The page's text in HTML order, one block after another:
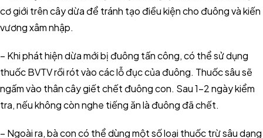
cơ giới trên cây dừa để tránh tạo điều kiện cho đuông và kiến
vương xâm nhập.
– Khi phát hiện dừa mới bị đuông tấn công, có thể sử dụng
thuốc BVTV rồi rót vào các lỗ đục của đuông. Thuốc sâu sẽ
ngấm vào thân cây giết chết đuông con. Sau 1-2 ngày kiểm
tra, nếu không còn nghe tiếng ăn là đuông đã chết.
– Ngoài ra, bà con có thể dùng một số loại thuốc trừ sâu dạng